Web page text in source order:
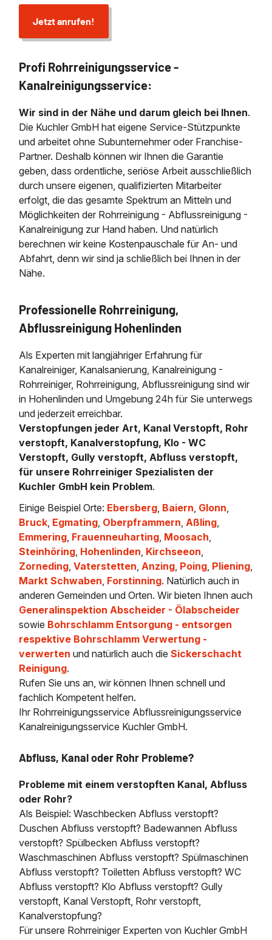
Jetzt anrufen!
Profi Rohrreinigungsservice -
Kanalreinigungsservice:
Wir sind in der Nähe und darum gleich bei Ihnen.
Die Kuchler GmbH hat eigene Service-Stützpunkte
und arbeitet ohne Subunternehmer oder Franchise-
Partner. Deshalb können wir Ihnen die Garantie
geben, dass ordentliche, seriöse Arbeit ausschließlich
durch unsere eigenen, qualifizierten Mitarbeiter
erfolgt, die das gesamte Spektrum an Mitteln und
Möglichkeiten der Rohrreinigung - Abflussreinigung -
Kanalreinigung zur Hand haben. Und natürlich
berechnen wir keine Kostenpauschale für An- und
Abfahrt, denn wir sind ja schließlich bei Ihnen in der
Nähe.
Professionelle Rohrreinigung,
Abflussreinigung Hohenlinden
Als Experten mit langjähriger Erfahrung für
Kanalreiniger, Kanalsanierung, Kanalreinigung -
Rohrreiniger, Rohrreinigung, Abflussreinigung sind wir
in Hohenlinden und Umgebung 24h für Sie unterwegs
und jederzeit erreichbar.
Verstopfungen jeder Art, Kanal Verstopft, Rohr
verstopft, Kanalverstopfung, Klo - WC
Verstopft, Gully verstopft, Abfluss verstopft,
für unsere Rohrreiniger Spezialisten der
Kuchler GmbH kein Problem.
Einige Beispiel Orte: Ebersberg, Baiern, Glonn,
Bruck, Egmating, Oberpframmern,Aßling,
Emmering, Frauenneuharting, Moosach,
Steinhöring, Hohenlinden, Kirchseeon,
Zorneding,Vaterstetten,Anzing, Poing, Pliening,
Markt Schwaben, Forstinning. Natürlich auch in
anderen Gemeinden und Orten. Wir bieten Ihnen auch
Generalinspektion Abscheider - Ölabscheider
sowie Bohrschlamm Entsorgung - entsorgen
respektive Bohrschlamm Verwertung -
verwerten und natürlich auch dieSickerschacht
Reinigung.
Rufen Sie uns an, wir können Ihnen schnell und
fachlich Kompetent helfen.
Ihr Rohrreinigungsservice Abflussreinigungsservice
Kanalreinigungsservice Kuchler GmbH.
Abfluss, Kanal oder Rohr Probleme?
Probleme mit einem verstopften Kanal, Abfluss
oder Rohr?
Als Beispiel: Waschbecken Abfluss verstopft?
Duschen Abfluss verstopft? Badewannen Abfluss
verstopft? Spülbecken Abfluss verstopft?
Waschmaschinen Abfluss verstopft? Spülmaschinen
Abfluss verstopft? Toiletten Abfluss verstopft? WC
Abfluss verstopft? Klo Abfluss verstopft? Gully
verstopft, Kanal Verstopft, Rohr verstopft,
Kanalverstopfung?
Für unsere Rohrreiniger Experten von Kuchler GmbH